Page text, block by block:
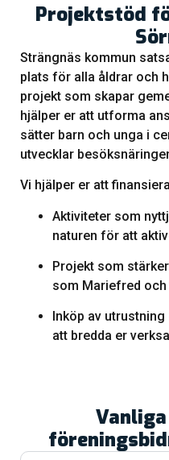
Projektstöd
Strängnäs kommun
plats för alla åldrar och
projekt som skapar
hjälper er att utforma
sätter barn och unga i
utvecklar
Vi hjälper er att
Aktiviteter som
naturen för att
Projekt som
som Mariefred
Inköp av
att bredda er